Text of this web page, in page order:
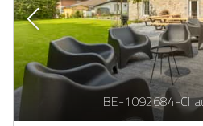
BE-1092684-